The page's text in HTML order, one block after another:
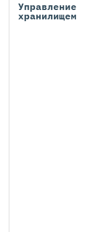
Управление
хранилищем